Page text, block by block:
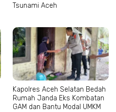
Tsunami Aceh
Kapolres Aceh Selatan Bedah
Rumah Janda Eks Kombatan
GAM dan Bantu Modal UMKM